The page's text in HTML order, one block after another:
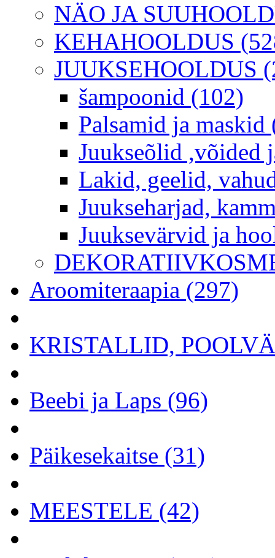
NÄO JA
KEHAHOOLDUS
JUUKSEHOOLDUS
šampoonid (102)
Palsamid ja maskid
Juukseõlid ,võided
Lakid, geelid,
Juukseharjad,
Juuksevärvid ja
Aroomiteraapia (297)
KRISTALLID,
Beebi ja Laps (96)
Päikesekaitse (31)
MEESTELE (42)